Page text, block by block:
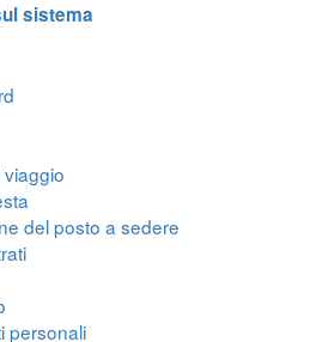
sistema
del posto a sedere
personali